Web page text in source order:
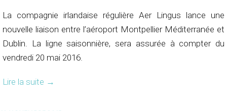
La compagnie irlandaise régulière Aer Lingus lance une
nouvelle liaison entre l’aéroport Montpellier Méditerranée et
Dublin. La ligne saisonnière, sera assurée à compter du
vendredi 20 mai 2016.
Lire la suite →